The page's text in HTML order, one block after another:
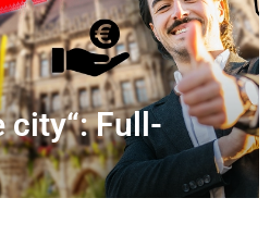
city“: Full-